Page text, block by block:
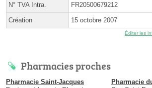
N° TVA Intra. FR20500679212
Création 15 octobre 2007
Éditer les
Pharmacies proches
Pharmacie Saint-Jacques
Pharmacie